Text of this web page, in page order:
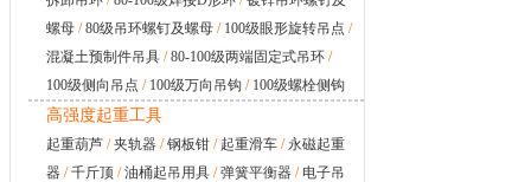
螺母 /80级吊环螺钉及螺母 / 100级眼形旋转吊点 /
混凝土预制件吊具 /80-100级两端固定式吊环 /
100级侧向吊点 / 100级万向吊钩 / 100级螺栓侧钩
高强度起重工具
起重葫芦 /夹轨器 /钢板钳 / 起重滑车 /永磁起重
器 /千斤顶 /油桶起吊用具 /弹簧平衡器 / 电子吊